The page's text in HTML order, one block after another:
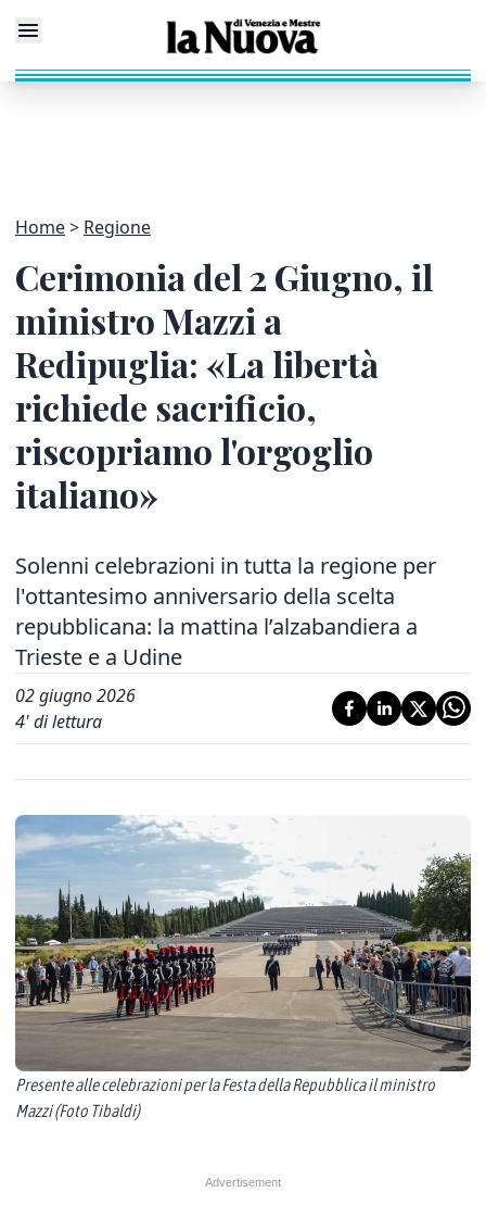
Home Regione
Cerimonia del 2 Giugno, il
ministro Mazzi a
Redipuglia: «La libertà
richiede sacrificio,
riscopriamo l'orgoglio
italiano»
Solenni celebrazioni in tutta la regione per
l'ottantesimo anniversario della scelta
repubblicana: la mattina l’alzabandiera a
Trieste e a Udine
02 giugno 2026
4' di lettura
Presente alle celebrazioni per la Festa della Repubblica il ministro
Mazzi (Foto Tibaldi)